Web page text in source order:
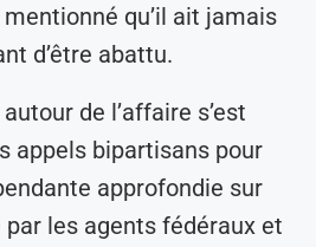
mentionné qu’il ait jamais
d’être abattu.
de l’affaire s’est
appels bipartisans pour
approfondie sur
par les agents fédéraux et